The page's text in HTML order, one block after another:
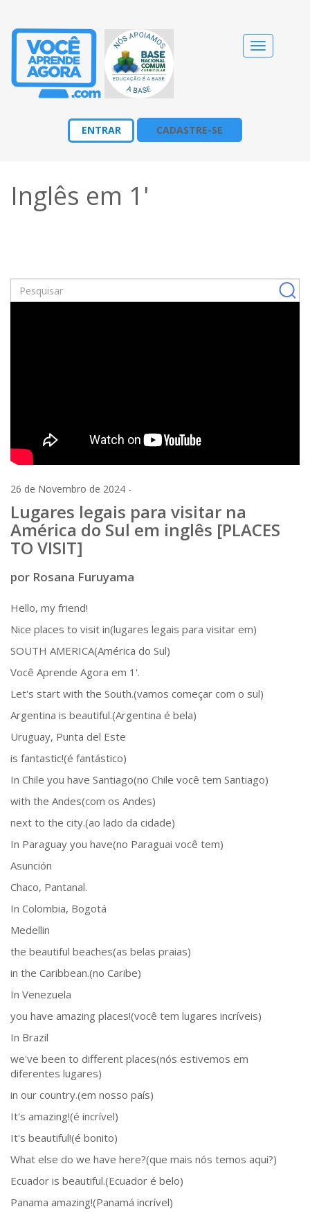
Alternar
navegação
ENTRAR CADASTRE-SE
Inglês em 1'
26 de Novembro de 2024 -
Lugares legais para visitar na
América do Sul em inglês [PLACES
TO VISIT]
por Rosana Furuyama
Hello, my friend!
Nice places to visit in(lugares legais para visitar em)
SOUTH AMERICA(América do Sul)
Você Aprende Agora em 1'.
Let's start with the South.(vamos começar com o sul)
Argentina is beautiful.(Argentina é bela)
Uruguay, Punta del Este
is fantastic!(é fantástico)
In Chile you have Santiago(no Chile você tem Santiago)
with the Andes(com os Andes)
next to the city.(ao lado da cidade)
In Paraguay you have(no Paraguai você tem)
Asunción
Chaco, Pantanal.
In Colombia, Bogotá
Medellin
the beautiful beaches(as belas praias)
in the Caribbean.(no Caribe)
In Venezuela
you have amazing places!(você tem lugares incríveis)
In Brazil
we've been to different places(nós estivemos em
diferentes lugares)
in our country.(em nosso país)
It's amazing!(é incrível)
It's beautiful!(é bonito)
What else do we have here?(que mais nós temos aqui?)
Ecuador is beautiful.(Ecuador é belo)
Panama amazing!(Panamá incrível)